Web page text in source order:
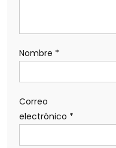
Nombre *
Correo
electrónico *